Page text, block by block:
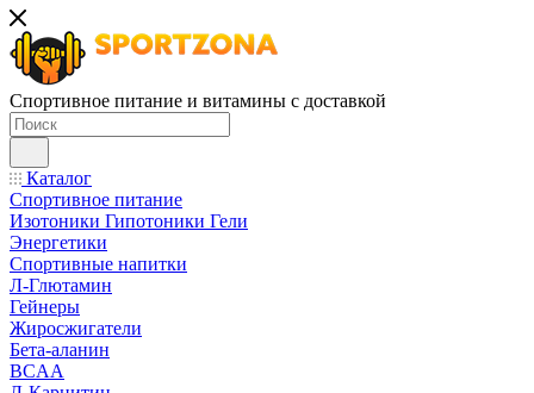
Спортивное питание и витамины с доставкой
Каталог
Спортивное питание
Изотоники Гипотоники Гели
Энергетики
Спортивные напитки
Л-Глютамин
Гейнеры
Жиросжигатели
Бета-аланин
BCAA